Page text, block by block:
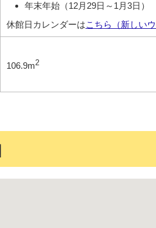
年末年始（12月29日～1月3日）
休館日カレンダーはこちら（新しい
106.9m2